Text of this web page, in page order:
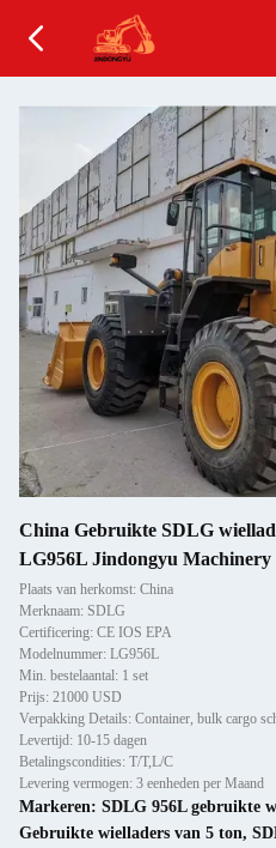
China Gebruikte SDLG
LG956L Jindongyu Machinery
Plaats van herkomst: China
Merknaam: SDLG
Certificering: CE IOS EPA
Modelnummer: LG956L
Min. bestelaantal: 1 set
Prijs: 21000 USD
Verpakking Details: Container, bulk cargo
Levertijd: 10-15 dagen
Betalingscondities: T/T,L/C
Levering vermogen: 3 eenheden per Maand
Markeren: SDLG 956L gebruikte
Gebruikte wielladers van 5 ton,